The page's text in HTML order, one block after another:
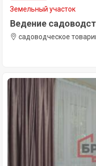
Земельный участок
Ведение
садоводческое